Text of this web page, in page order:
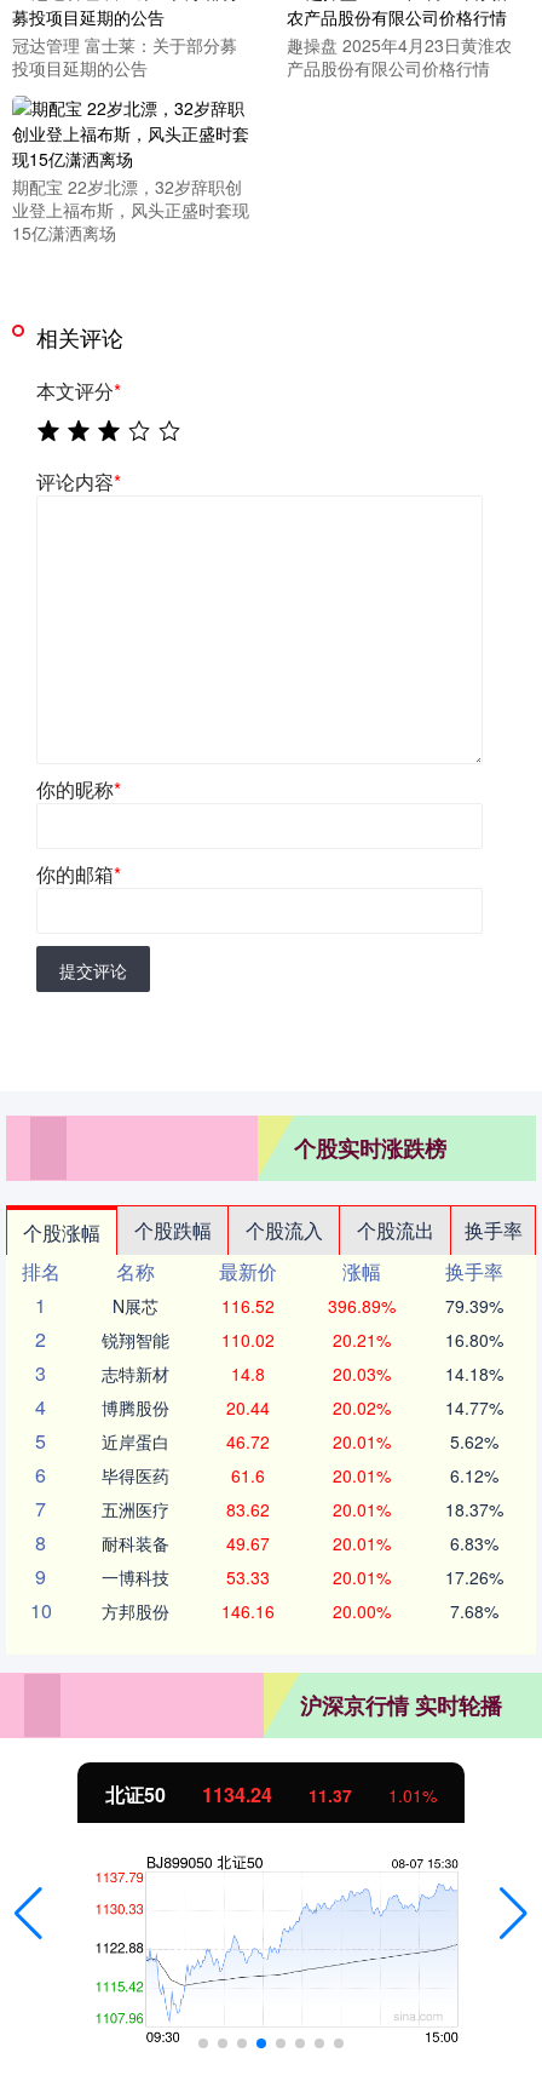
冠达管理 富士莱：关于部分募
投项目延期的公告
趣操盘 2025年4月23日黄淮农
产品股份有限公司价格行情
期配宝 22岁北漂，32岁辞职创
业登上福布斯，风头正盛时套现
15亿潇洒离场
相关评论
本文评分*
评论内容*
你的昵称*
你的邮箱*
提交评论
个股实时涨跌榜
个股涨幅 个股跌幅 个股流入 个股流出
换手率
排名
名称 最新价 涨幅
换手率
1
N展芯 116.52 396.89% 79.39%
2 锐翔智能 110.02 20.21% 16.80%
3 志特新材 14.8 20.03% 14.18%
4 博腾股份 20.44 20.02% 14.77%
5 近岸蛋白 46.72 20.01% 5.62%
6 毕得医药 61.6 20.01% 6.12%
7 五洲医疗 83.62 20.01% 18.37%
8 耐科装备 49.67 20.01% 6.83%
9 一博科技 53.33 20.01% 17.26%
10 方邦股份 146.16 20.00% 7.68%
沪深京行情 实时轮播
北证50 1134.24 11.37 1.01%